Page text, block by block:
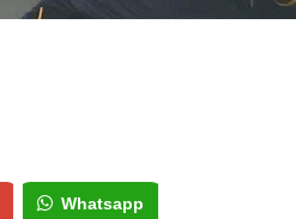
Whatsapp